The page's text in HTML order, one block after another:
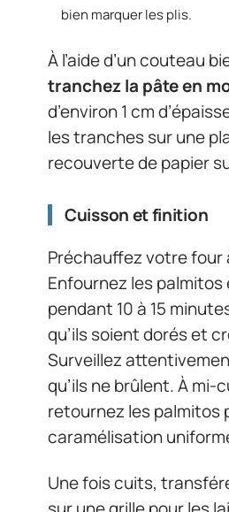
bien marquer les plis.
À l’aide d’un couteau
tranchez la pâte en
d’environ 1 cm
les tranches sur une
recouverte de papier
Cuisson et finition
Préchauffez votre four
Enfournez les
pendant 10 à 15
qu’ils soient dorés et
Surveillez
qu’ils ne brûlent. À mi-
retournez les palmitos
caramélisation
Une fois cuits,